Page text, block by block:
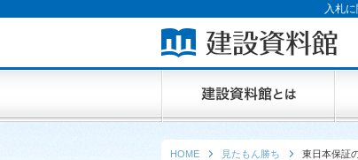
入札
HOME 見たもん勝ち 東日本保証